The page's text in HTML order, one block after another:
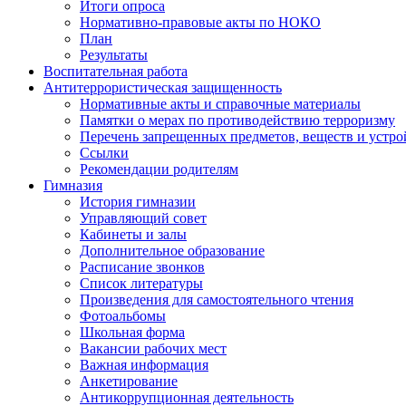
Итоги опроса
Нормативно-правовые акты по НОКО
План
Результаты
Воспитательная работа
Антитеррористическая защищенность
Нормативные акты и справочные материалы
Памятки о мерах по противодействию терроризму
Перечень запрещенных предметов, веществ и
Ссылки
Рекомендации родителям
Гимназия
История гимназии
Управляющий совет
Кабинеты и залы
Дополнительное образование
Расписание звонков
Список литературы
Произведения для самостоятельного чтения
Фотоальбомы
Школьная форма
Вакансии рабочих мест
Важная информация
Анкетирование
Антикоррупционная деятельность